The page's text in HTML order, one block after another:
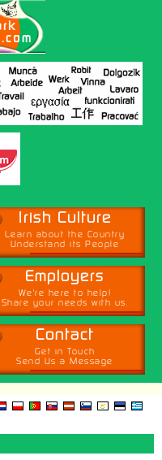
Irish Culture
Learn about the Country
Understand its People
Employers
We're here to help!
Share your needs with us.
Contact
Get in Touch
Send Us a Message